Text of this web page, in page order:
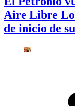
Aire Libre
de inicio de